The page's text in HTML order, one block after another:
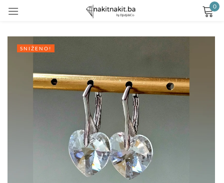
0
SNIŽENO!
Remember me
LOG IN
CREATE AN ACCOUNT